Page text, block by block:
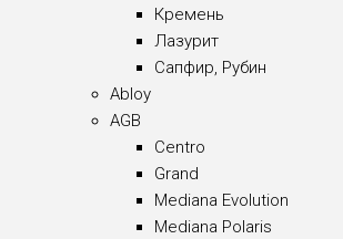
Кремень
Лазурит
Сапфир, Рубин
Abloy
AGB
Centro
Grand
Mediana Evolution
Mediana Polaris